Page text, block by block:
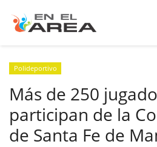
Polideportivo
Más de 250
participan de la
de Santa Fe de